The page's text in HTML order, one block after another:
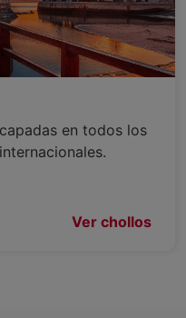
en todos los
Ver chollos